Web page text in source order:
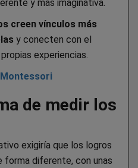
y más imaginativa.
creen vínculos más
y conecten con el
experiencias.
Montessori
de medir los
exigiría que los logros
forma diferente, con unas